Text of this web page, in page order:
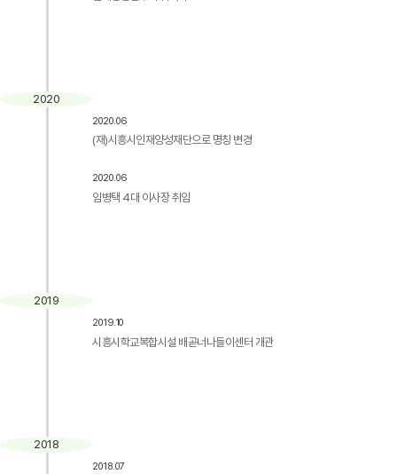
2020
2020.06
(재)시흥시인재양성재단으로 명칭 변경
2020.06
임병택 4대 이사장 취임
2019
2019.10
시흥시학교복합시설 배곧너나들이센터 개관
2018
2018.07